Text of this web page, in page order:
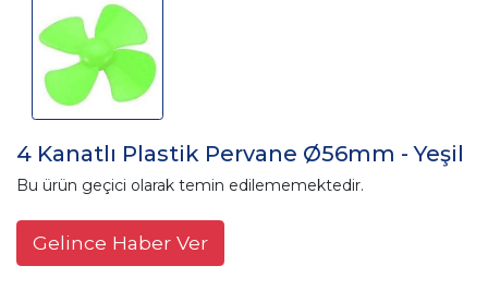
4 Kanatlı Plastik Pervane Ø56mm - Yeşil
Bu ürün geçici olarak temin edilememektedir.
Gelince Haber Ver